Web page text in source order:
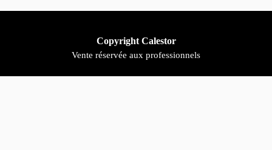
Copyright Calestor
Vente réservée aux professionnels